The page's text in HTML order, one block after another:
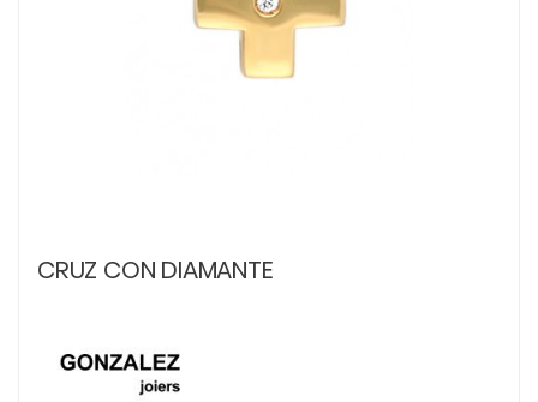
CRUZ CON DIAMANTE